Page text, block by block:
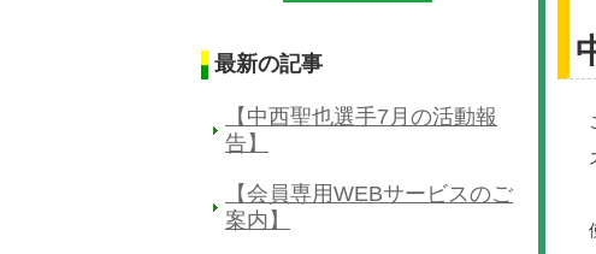
最新の記事
【中西聖也選手7月の活動報
告】
【会員専用WEBサービスのご
案内】